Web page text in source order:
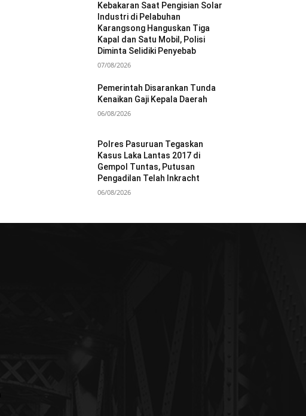
Kebakaran Saat Pengisian Solar
Industri di Pelabuhan
Karangsong Hanguskan Tiga
Kapal dan Satu Mobil, Polisi
Diminta Selidiki Penyebab
07/08/2026
Pemerintah Disarankan Tunda
Kenaikan Gaji Kepala Daerah
06/08/2026
Polres Pasuruan Tegaskan
Kasus Laka Lantas 2017 di
Gempol Tuntas, Putusan
Pengadilan Telah Inkracht
06/08/2026